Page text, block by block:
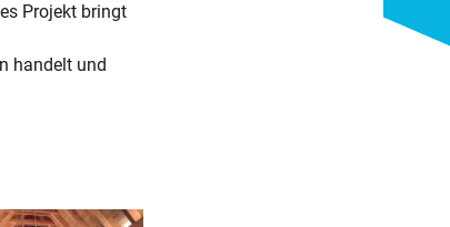
Projekt bringt
handelt und